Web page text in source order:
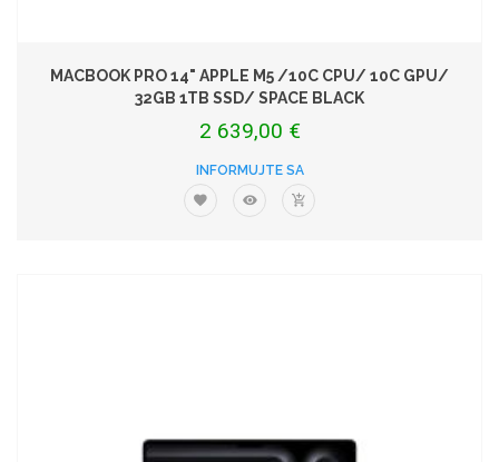
MACBOOK PRO 14" APPLE M5 /10C CPU/ 10C GPU/
32GB 1TB SSD/ SPACE BLACK
2 639,00 €
INFORMUJTE SA